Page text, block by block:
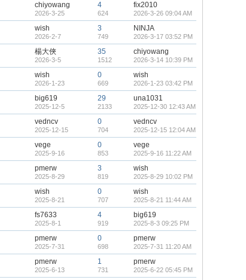
chiyowang
2026-3-25
4
624
fix2010
2026-3-26 09:04 AM
wish
2026-2-7
3
749
NINJA
2026-3-17 03:52 PM
楊大俠
2026-3-5
35
1512
chiyowang
2026-3-14 10:39 PM
wish
2026-1-23
0
669
wish
2026-1-23 03:42 PM
big619
2025-12-5
29
2133
una1031
2025-12-30 12:43 AM
vedncv
2025-12-15
0
704
vedncv
2025-12-15 12:04 AM
vege
2025-9-16
0
853
vege
2025-9-16 11:22 AM
pmerw
2025-8-29
3
819
wish
2025-8-29 10:02 PM
wish
2025-8-21
0
707
wish
2025-8-21 11:44 AM
fs7633
2025-8-1
4
919
big619
2025-8-3 09:25 PM
pmerw
2025-7-31
0
698
pmerw
2025-7-31 11:20 AM
pmerw
2025-6-13
1
731
pmerw
2025-6-22 05:45 PM